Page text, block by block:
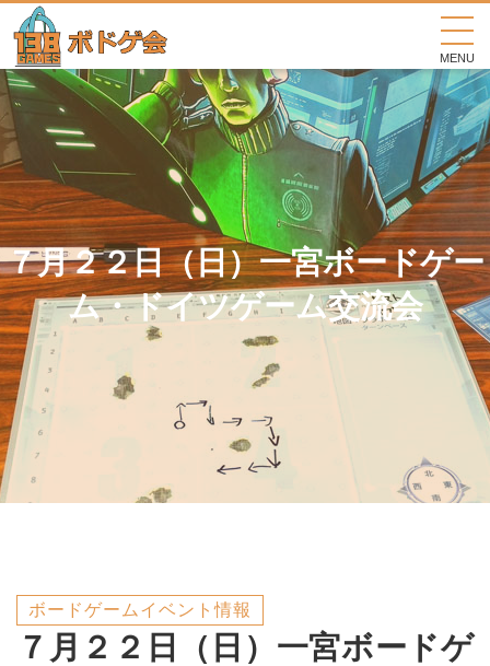
MENU
７月２２日（日）一宮ボードゲー
ム・ドイツゲーム交流会
ボードゲームイベント情報
７月２２日（日）一宮ボードゲ